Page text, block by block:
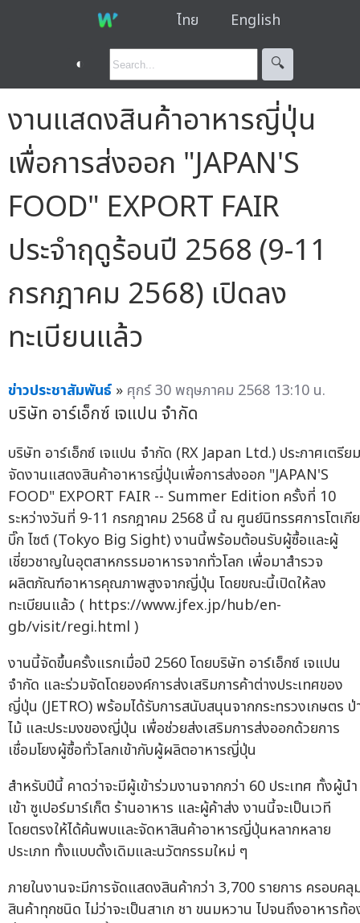
ไทย English
◐ 🔍︎
งานแสดงสินค้าอาหารญี่ปุ่น
เพื่อการส่งออก "JAPAN'S
FOOD" EXPORT FAIR
ประจำฤดูร้อนปี 2568 (9-11
กรกฎาคม 2568) เปิดลง
ทะเบียนแล้ว
ข่าวประชาสัมพันธ์ » ศุกร์ 30 พฤษภาคม 2568 13:10 น.
บริษัท อาร์เอ็กซ์ เจแปน จำกัด
บริษัท อาร์เอ็กซ์ เจแปน จำกัด (RX Japan Ltd.) ประกาศเตรียม
จัดงานแสดงสินค้าอาหารญี่ปุ่นเพื่อการส่งออก "JAPAN'S
FOOD" EXPORT FAIR -- Summer Edition ครั้งที่ 10
ระหว่างวันที่ 9-11 กรกฎาคม 2568 นี้ ณ ศูนย์นิทรรศการโตเกี
บิ๊ก ไซต์ (Tokyo Big Sight) งานนี้พร้อมต้อนรับผู้ซื้อและผู้
เชี่ยวชาญในอุตสาหกรรมอาหารจากทั่วโลก เพื่อมาสำรวจ
ผลิตภัณฑ์อาหารคุณภาพสูงจากญี่ปุ่น โดยขณะนี้เปิดให้ลง
ทะเบียนแล้ว ( https://www.jfex.jp/hub/en-
gb/visit/regi.html )
งานนี้จัดขึ้นครั้งแรกเมื่อปี 2560 โดยบริษัท อาร์เอ็กซ์ เจแปน
จำกัด และร่วมจัดโดยองค์การส่งเสริมการค้าต่างประเทศของ
ญี่ปุ่น (JETRO) พร้อมได้รับการสนับสนุนจากกระทรวงเกษตร ป่
ไม้ และประมงของญี่ปุ่น เพื่อช่วยส่งเสริมการส่งออกด้วยการ
เชื่อมโยงผู้ซื้อทั่วโลกเข้ากับผู้ผลิตอาหารญี่ปุ่น
สำหรับปีนี้ คาดว่าจะมีผู้เข้าร่วมงานจากกว่า 60 ประเทศ ทั้งผู้นำ
เข้า ซูเปอร์มาร์เก็ต ร้านอาหาร และผู้ค้าส่ง งานนี้จะเป็นเวที
โดยตรงให้ได้ค้นพบและจัดหาสินค้าอาหารญี่ปุ่นหลากหลาย
ประเภท ทั้งแบบดั้งเดิมและนวัตกรรมใหม่ ๆ
ภายในงานจะมีการจัดแสดงสินค้ากว่า 3,700 รายการ ครอบคลุ
สินค้าทุกชนิด ไม่ว่าจะเป็นสาเก ชา ขนมหวาน ไปจนถึงอาหารท้